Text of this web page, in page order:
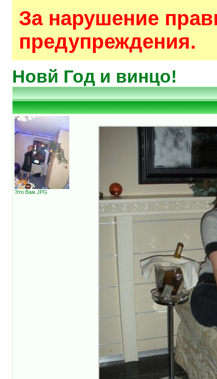
За нарушение
предупреждения.
Новй Год и винцо!
Это Вам.JPG